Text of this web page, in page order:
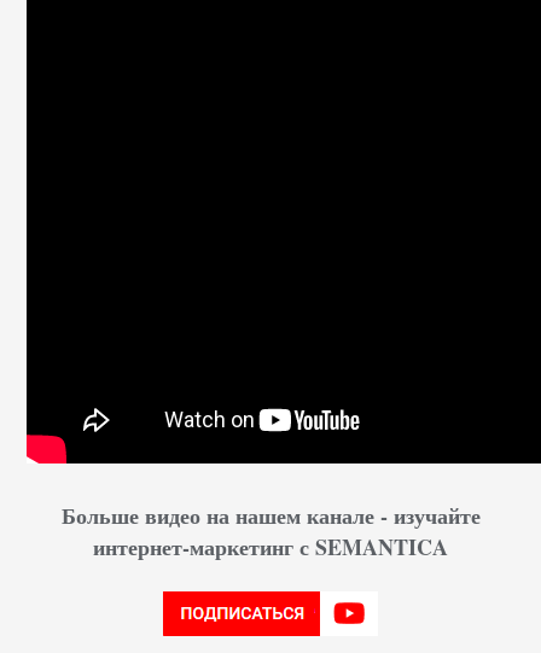
Больше видео на нашем канале - изучайте
интернет-маркетинг с SEMANTICA